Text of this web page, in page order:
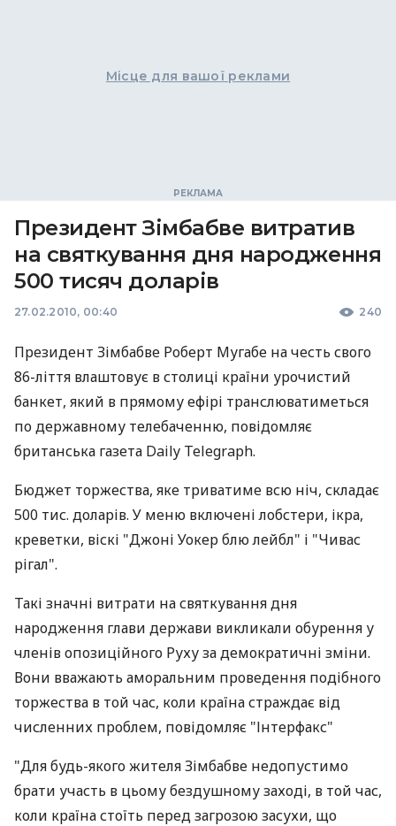
Місце для вашої реклами
Президент Зімбабве витратив
на святкування дня народження
500 тисяч доларів
27.02.2010, 00:40 240
Президент Зімбабве Роберт Мугабе на честь свого
86-ліття влаштовує в столиці країни урочистий
банкет, який в прямому ефірі транслюватиметься
по державному телебаченню, повідомляє
британська газета Daily Telegraph.
Бюджет торжества, яке триватиме всю ніч, складає
500 тис. доларів. У меню включені лобстери, ікра,
креветки, віскі "Джоні Уокер блю лейбл" і "Чивас
рігал".
Такі значні витрати на святкування дня
народження глави держави викликали обурення у
членів опозиційного Руху за демократичні зміни.
Вони вважають аморальним проведення подібного
торжества в той час, коли країна страждає від
численних проблем, повідомляє "Інтерфакс"
"Для будь-якого жителя Зімбабве недопустимо
брати участь в цьому бездушному заході, в той час,
коли країна стоїть перед загрозою засухи, що